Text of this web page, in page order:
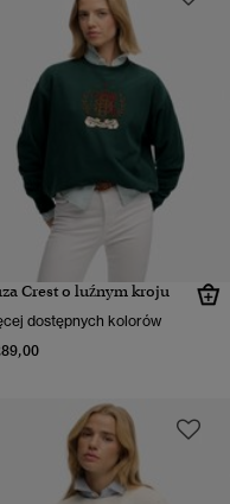
Crest o luźnym kroju
dostępnych kolorów